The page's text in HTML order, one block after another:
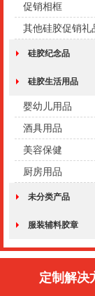
促销相框
其他硅胶促销礼
硅胶纪念品
硅胶生活用品
婴幼儿用品
酒具用品
美容保健
厨房用品
未分类产品
服装辅料胶章
定制解决